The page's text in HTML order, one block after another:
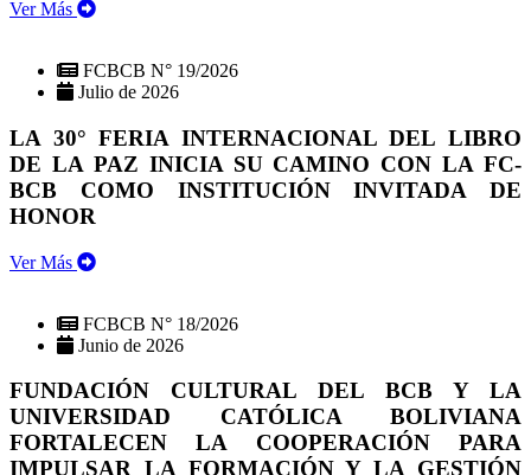
Ver Más
FCBCB N° 19/2026
Julio de 2026
LA 30° FERIA INTERNACIONAL DEL LIBRO
DE LA PAZ INICIA SU CAMINO CON LA FC-
BCB COMO INSTITUCIÓN INVITADA DE
HONOR
Ver Más
FCBCB N° 18/2026
Junio de 2026
FUNDACIÓN CULTURAL DEL BCB Y LA
UNIVERSIDAD CATÓLICA BOLIVIANA
FORTALECEN LA COOPERACIÓN PARA
IMPULSAR LA FORMACIÓN Y LA GESTIÓN